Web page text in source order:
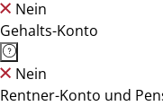
Nein
Gehalts-Konto
Nein
Rentner-Konto und